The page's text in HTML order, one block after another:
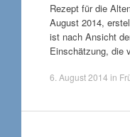
Rezept für die
August 2014,
ist nach Ansicht
Einschätzung, die
6. August 2014 in